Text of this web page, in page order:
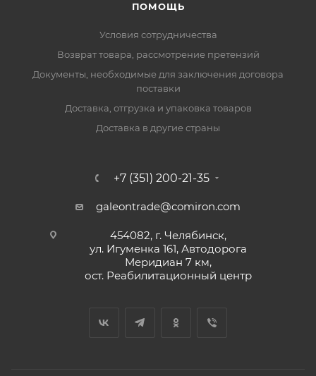
ПОМОЩЬ
Условия сотрудничества
Возврат товара, рассмотрение претензий
Документы, необходимые для заключения договора
поставки
Доставка, отгрузка и упаковка товаров
Доставка в другие страны
+7 (351) 200-21-35
galeontrade@comiron.com
454082, г. Челябинск,
ул. Игуменка 161, Автодорога
Меридиан 7 км,
ост. Реабилитационный центр